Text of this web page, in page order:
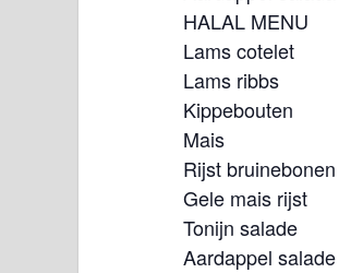
HALAL MENU
Lams cotelet
Lams ribbs
Kippebouten
Mais
Rijst bruinebonen
Gele mais rijst
Tonijn salade
Aardappel salade